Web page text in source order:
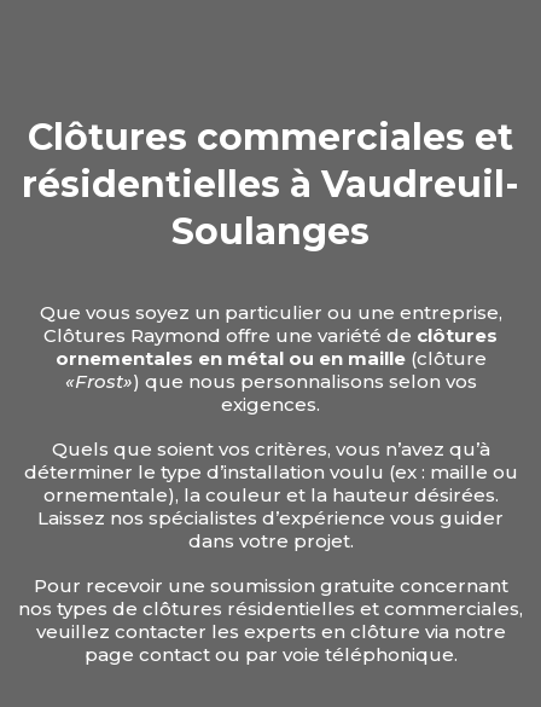
Clôtures commerciales et
résidentielles à Vaudreuil-
Soulanges
Que vous soyez un particulier ou une entreprise,
Clôtures Raymond offre une variété de clôtures
ornementales en métal ou en maille(clôture
«Frost») que nous personnalisons selon vos
exigences.
Quels que soient vos critères, vous n’avez qu’à
déterminer le type d’installation voulu (ex : maille ou
ornementale), la couleur et la hauteur désirées.
Laissez nos spécialistes d’expérience vous guider
dans votre projet.
Pour recevoir une soumission gratuite concernant
nos types de clôtures résidentielles et commerciales,
veuillez contacter les experts en clôture via notre
page contact ou par voie téléphonique.